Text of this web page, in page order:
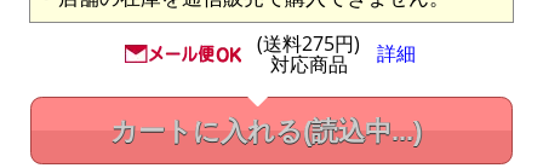
(送料275円)
対応商品 詳細
カートに入れる(読込中...)